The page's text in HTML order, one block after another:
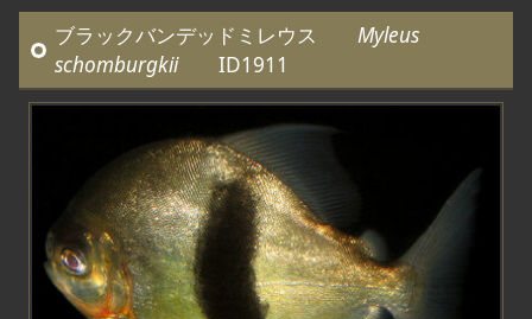
ブラックバンデッドミレウス Myleus
schomburgkiiID1911